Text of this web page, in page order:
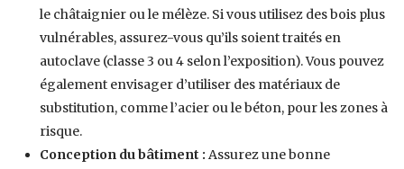
le châtaignier ou le mélèze. Si vous utilisez des bois plus
vulnérables, assurez-vous qu’ils soient traités en
autoclave (classe 3 ou 4 selon l’exposition). Vous pouvez
également envisager d’utiliser des matériaux de
substitution, comme l’acier ou le béton, pour les zones à
risque.
Conception du bâtiment : Assurez une bonne